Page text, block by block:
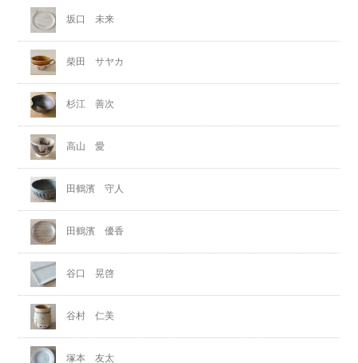
坂口 未来
柴田 サヤカ
杉江 善次
高山 愛
田鶴濱 守人
田鶴濱 優香
谷口 晃啓
谷村 仁美
塚本 友太